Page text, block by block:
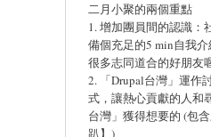
二月小聚的兩個重點
1. 增加團員間的認識：
備個充足的5 min自我
很多志同道合的好朋友喔
2. 「Drupal台灣」運作
式，讓熱心貢獻的人和
台灣」獲得想要的 (包
趴】)